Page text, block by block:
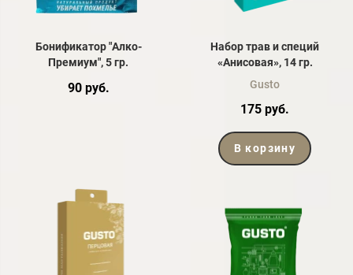
Бонификатор "Алко-
Премиум", 5 гр.
90 руб.
Набор трав и специй
«Анисовая», 14 гр.
Gusto
175 руб.
В корзину